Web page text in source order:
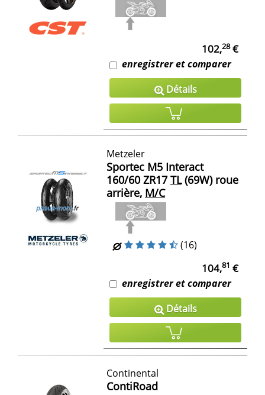
102,28€
enregistrer et comparer
Détails
Metzeler
Sportec M5 Interact
160/60 ZR17 TL(69W) roue
arrière, M/C
(16)
104,81 €
enregistrer et comparer
Détails
Continental
ContiRoad